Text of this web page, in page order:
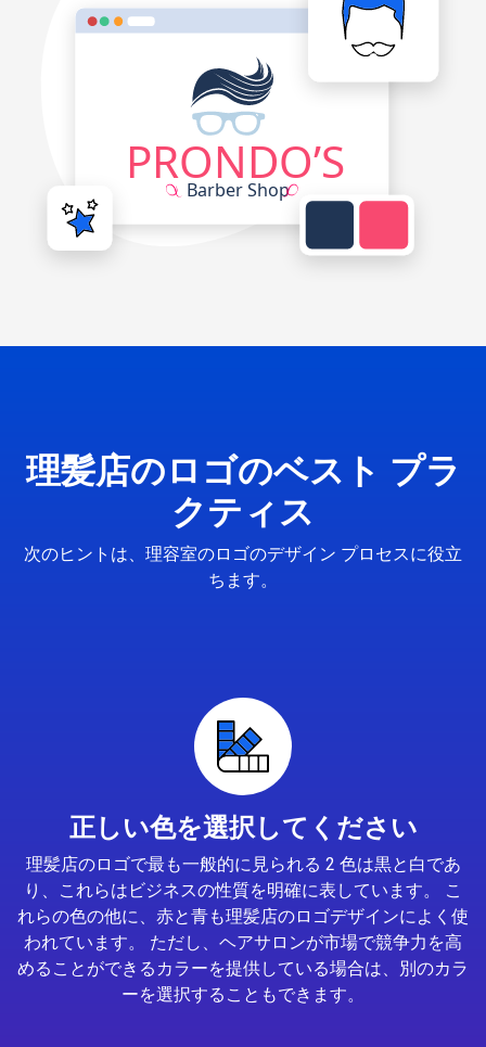
理髪店のロゴのベスト プラ
クティス
次のヒントは、理容室のロゴのデザイン プロセスに役立
ちます。
正しい色を選択してください
理髪店のロゴで最も一般的に見られる 2 色は黒と白であ
り、これらはビジネスの性質を明確に表しています。 こ
れらの色の他に、赤と青も理髪店のロゴデザインによく使
われています。 ただし、ヘアサロンが市場で競争力を高
めることができるカラーを提供している場合は、別のカラ
ーを選択することもできます。